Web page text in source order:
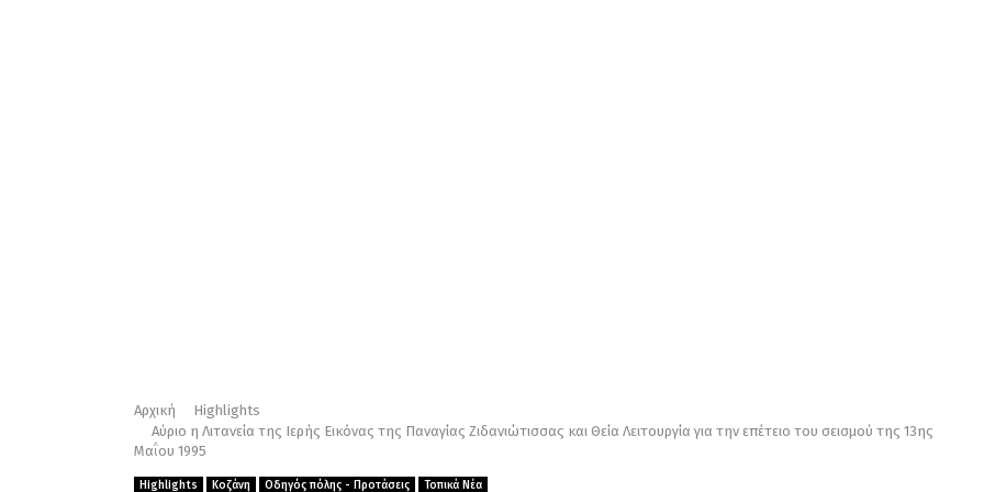
Αρχική
Highlights
Αύριο η Λιτανεία της Iερής Eικόνας της Παναγίας Ζιδανιώτισσας και Θεία Λειτουργία για την επέτειο του σεισμού της 13ης
Μαΐου 1995
Highlights Κοζάνη Οδηγός πόλης - Προτάσεις Τοπικά Νέα